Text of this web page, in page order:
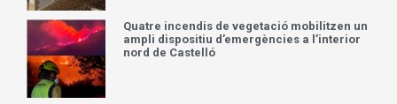
Quatre incendis de vegetació mobilitzen un
ampli dispositiu d’emergències a l’interior
nord de Castelló